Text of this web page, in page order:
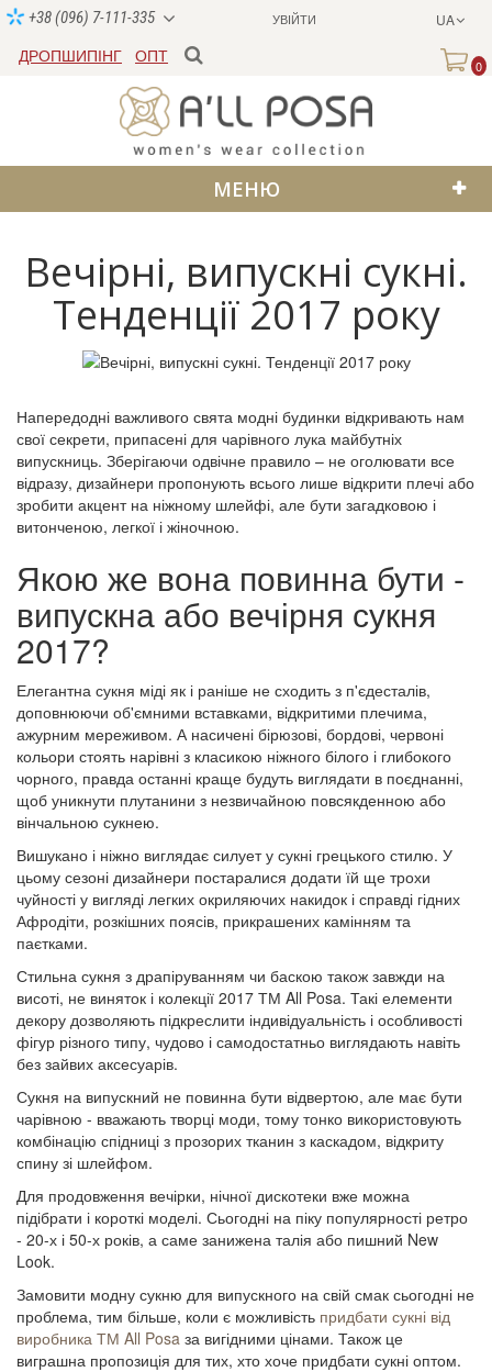
УВІЙТИ UA
+38 (096) 7-111-335
ДРОПШИПІНГ ОПТ
0
МЕНЮ
Вечірні, випускні сукні.
Тенденції 2017 року
Напередодні важливого свята модні будинки відкривають нам
свої секрети, припасені для чарівного лука майбутніх
випускниць. Зберігаючи одвічне правило – не оголювати все
відразу, дизайнери пропонують всього лише відкрити плечі або
зробити акцент на ніжному шлейфі, але бути загадковою і
витонченою, легкої і жіночною.
Якою же вона повинна бути -
випускна або вечірня сукня
2017?
Елегантна сукня міді як і раніше не сходить з п'єдесталів,
доповнюючи об'ємними вставками, відкритими плечима,
ажурним мереживом. А насичені бірюзові, бордові, червоні
кольори стоять нарівні з класикою ніжного білого і глибокого
чорного, правда останні краще будуть виглядати в поєднанні,
щоб уникнути плутанини з незвичайною повсякденною або
вінчальною сукнею.
Вишукано і ніжно виглядає силует у сукні грецького стилю. У
цьому сезоні дизайнери постаралися додати їй ще трохи
чуйності у вигляді легких окриляючих накидок і справді гідних
Афродіти, розкішних поясів, прикрашених камінням та
паєтками.
Стильна сукня з драпіруванням чи баскою також завжди на
висоті, не виняток і колекції 2017 ТМ All Posa. Такі елементи
декору дозволяють підкреслити індивідуальність і особливості
фігур різного типу, чудово і самодостатньо виглядають навіть
без зайвих аксесуарів.
Сукня на випускний не повинна бути відвертою, але має бути
чарівною - вважають творці моди, тому тонко використовують
комбінацію спідниці з прозорих тканин з каскадом, відкриту
спину зі шлейфом.
Для продовження вечірки, нічної дискотеки вже можна
підібрати і короткі моделі. Сьогодні на піку популярності ретро
- 20-х і 50-х років, а саме занижена талія або пишний New
Look.
Замовити модну сукню для випускного на свій смак сьогодні не
проблема, тим більше, коли є можливість придбати сукні від
виробника ТМ All Posa за вигідними цінами. Також це
виграшна пропозиція для тих, хто хоче придбати сукні оптом.